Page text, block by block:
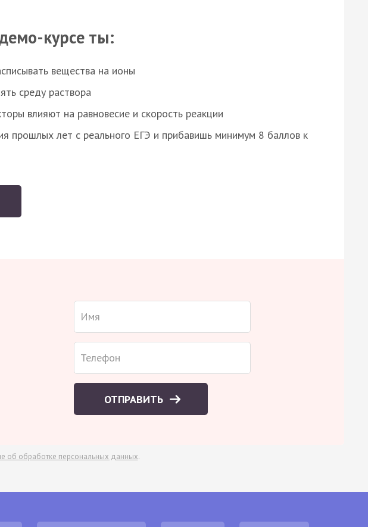
курсе ты:
вещества на ионы
среду раствора
влияют на равновесие и скорость реакции
прошлых лет с реального ЕГЭ и прибавишь минимум 8 баллов к
ОТПРАВИТЬ
об обработке персональных данных.